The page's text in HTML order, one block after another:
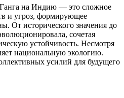
Ганга на Индию — это сложное
и угроз, формирующее
От исторического значения до
сочетая
устойчивость. Несмотря
национальную экологию.
усилий для будущего